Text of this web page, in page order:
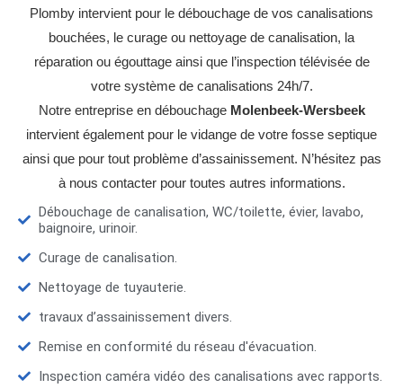
Plomby intervient pour le débouchage de vos canalisations
bouchées, le curage ou nettoyage de canalisation, la
réparation ou égouttage ainsi que l’inspection télévisée de
votre système de canalisations 24h/7.
Notre entreprise en débouchage Molenbeek-Wersbeek
intervient également pour le vidange de votre fosse septique
ainsi que pour tout problème d’assainissement. N’hésitez pas
à nous contacter pour toutes autres informations.
Débouchage de canalisation, WC/toilette, évier, lavabo,
baignoire, urinoir.
Curage de canalisation.
Nettoyage de tuyauterie.
travaux d’assainissement divers.
Remise en conformité du réseau d'évacuation.
Inspection caméra vidéo des canalisations avec rapports.